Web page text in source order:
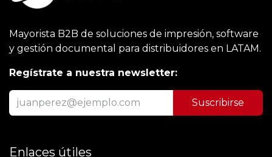
Mayorista B2B de soluciones de impresión, software
y gestión documental para distribuidores en LATAM.
Regístrate a nuestra newsletter:
Suscribirse
Enlaces útiles